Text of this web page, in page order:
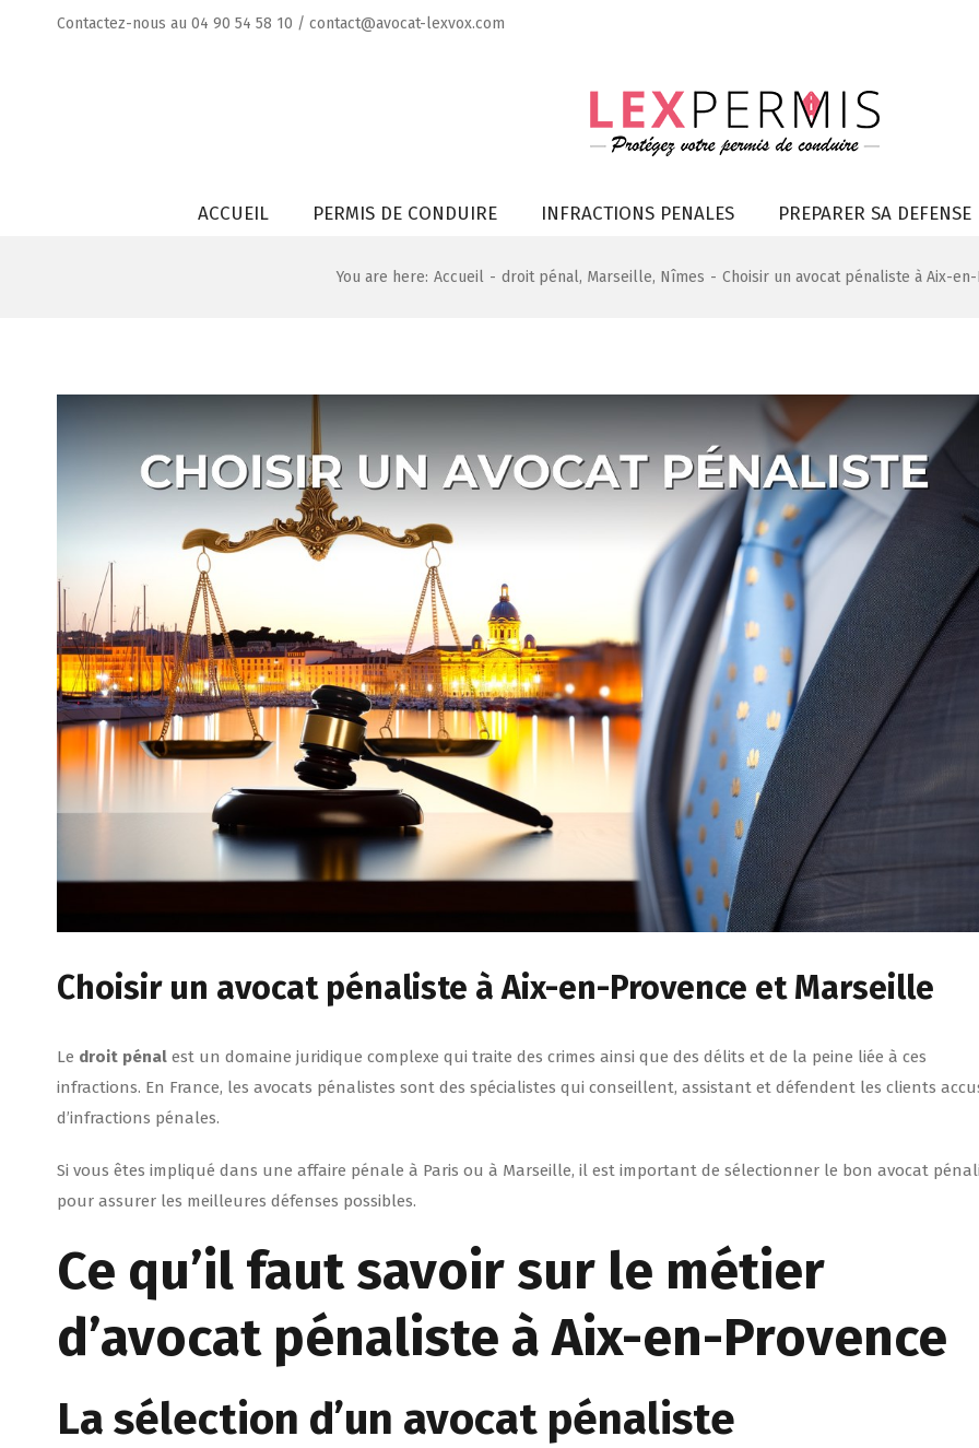
Contactez-nous au 04 90 54 58 10 / contact@avocat-lexvox.com
ACCUEIL PERMIS DE CONDUIRE INFRACTIONS PENALES PREPARER SA DEFENSE
You are here: Accueil - droit pénal, Marseille, Nîmes - Choisir un avocat pénaliste à Aix-
Choisir un avocat pénaliste à Aix-en-Provence et Marseille
Le droit pénal est un domaine juridique complexe qui traite des crimes ainsi que des délits et de la peine liée à ces
infractions. En France, les avocats pénalistes sont des spécialistes qui conseillent, assistant et défendent les clients
d’infractions pénales.
Si vous êtes impliqué dans une affaire pénale à Paris ou à Marseille, il est important de sélectionner le bon avocat
pour assurer les meilleures défenses possibles.
Ce qu’il faut savoir sur le métier
d’avocat pénaliste à Aix-en-Provence
La sélection d’un avocat pénaliste